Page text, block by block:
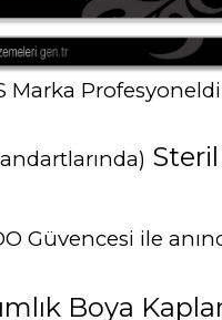
Marka
Güvencesi ile
Boya